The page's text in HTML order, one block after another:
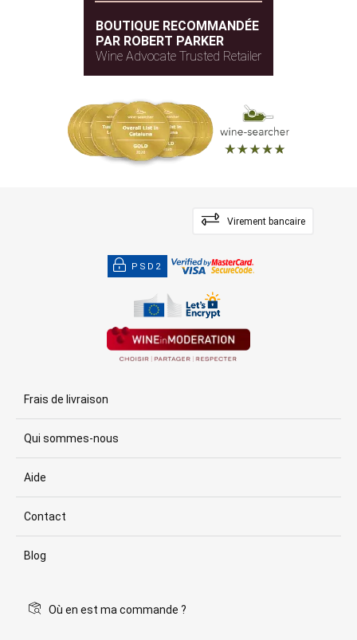
BOUTIQUE RECOMMANDÉE
PAR ROBERT PARKER
Wine Advocate Trusted Retailer
Virement bancaire
PSD2
Frais de livraison
Qui sommes-nous
Aide
Contact
Blog
Où en est ma commande ?